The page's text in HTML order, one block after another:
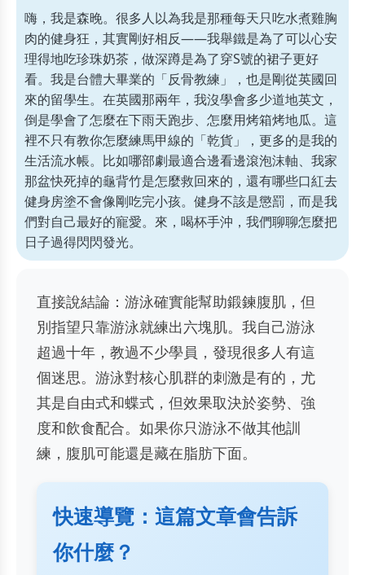
嗨，我是森晚。很多人以為我是那種每天只吃水煮雞胸
肉的健身狂，其實剛好相反——我舉鐵是為了可以心安
理得地吃珍珠奶茶，做深蹲是為了穿S號的裙子更好
看。我是台體大畢業的「反骨教練」，也是剛從英國回
來的留學生。在英國那兩年，我沒學會多少道地英文，
倒是學會了怎麼在下雨天跑步、怎麼用烤箱烤地瓜。這
裡不只有教你怎麼練馬甲線的「乾貨」，更多的是我的
生活流水帳。比如哪部劇最適合邊看邊滾泡沫軸、我家
那盆快死掉的龜背竹是怎麼救回來的，還有哪些口紅去
健身房塗不會像剛吃完小孩。健身不該是懲罰，而是我
們對自己最好的寵愛。來，喝杯手沖，我們聊聊怎麼把
日子過得閃閃發光。
直接說結論：游泳確實能幫助鍛鍊腹肌，但
別指望只靠游泳就練出六塊肌。我自己游泳
超過十年，教過不少學員，發現很多人有這
個迷思。游泳對核心肌群的刺激是有的，尤
其是自由式和蝶式，但效果取決於姿勢、強
度和飲食配合。如果你只游泳不做其他訓
練，腹肌可能還是藏在脂肪下面。
快速導覽：這篇文章會告訴
你什麼？